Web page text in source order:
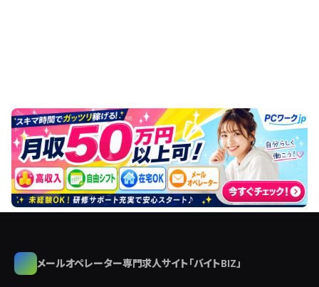
メールオペレーター専門求人サイト「バイトBIZ」